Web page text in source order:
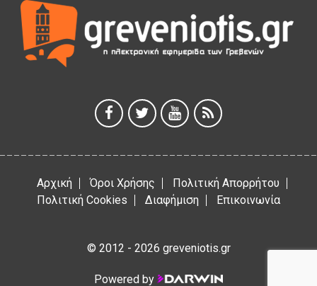
ΕΥΧΑΡΙΣΤΙΕΣ Φυσιολατρικού Συλλόγου Γρεβενών
4 Αυγούστου 2026
Έκτακτη χρηματοδότηση 400.000€ για επιπλέον εργασίες
στο Δημοτικό Στάδιο Γρεβενών «Μίλτος Τεντόγλου»
Αρχική Όροι Χρήσης
Πολιτική Απορρήτου
Πολιτική Cookies
Διαφήμιση Επικοινωνία
© 2012 - 2026 greveniotis.gr
Powered by